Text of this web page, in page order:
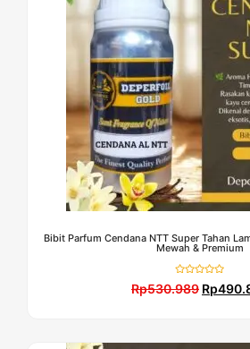
Bibit Parfum Cendana NTT Super Tahan
Mewah & Premium
0
Rp530.989 Rp